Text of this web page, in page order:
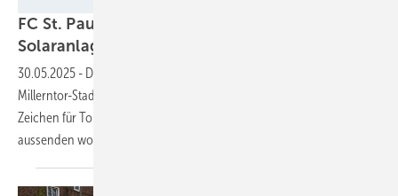
FC St. Pauli und Lichtblick installieren
Solaranlage in
30.05.2025 - Die neue Solaranlage auf dem Dach der Tribüne des
Millerntor-Stadions ist mehr als nur ein Stromlieferant. Sie ist ein
Zeichen für Toleranz und Vielfalt, das die beiden Projektpartner
aussenden wollen.